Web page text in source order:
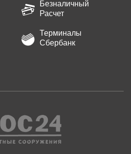
Безналичный
Расчет
Терминалы
Сбербанк